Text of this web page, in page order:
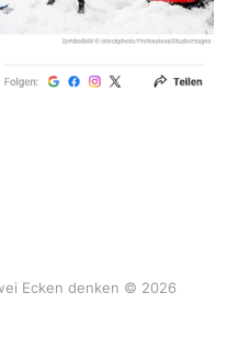
Ecken denken © 2026